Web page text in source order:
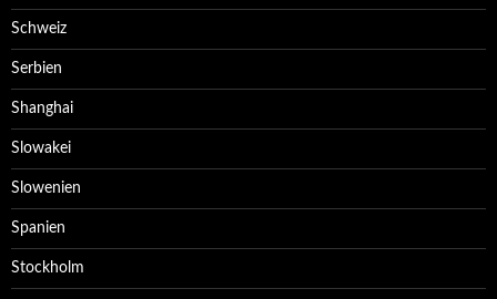
Schweiz
Serbien
Shanghai
Slowakei
Slowenien
Spanien
Stockholm